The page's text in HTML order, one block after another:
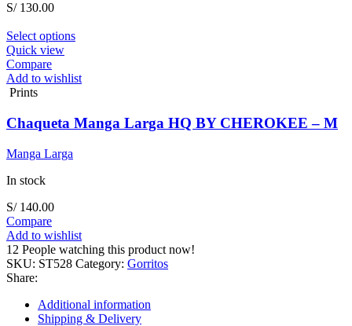
S/130.00
Select optionsThis
multiple
options
may
Quick view
Compare
Add to wishlist
Prints
Chaqueta Manga Larga HQ BY CHEROKEE – M
Manga Larga
In stock
S/140.00
Compare
Add to wishlist
12 People watching this product now!
SKU: ST528 Category: Gorritos
Share:
Additional information
Shipping & Delivery